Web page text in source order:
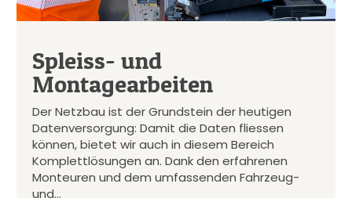
Spleiss- und
Montagearbeiten
Der Netzbau ist der Grundstein der heutigen
Datenversorgung: Damit die Daten fliessen
können, bietet wir auch in diesem Bereich
Komplettlösungen an. Dank den erfahrenen
Monteuren und dem umfassenden Fahrzeug-
und…